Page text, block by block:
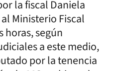
la fiscal Daniela
Ministerio Fiscal
horas, según
a este medio,
por la tenencia